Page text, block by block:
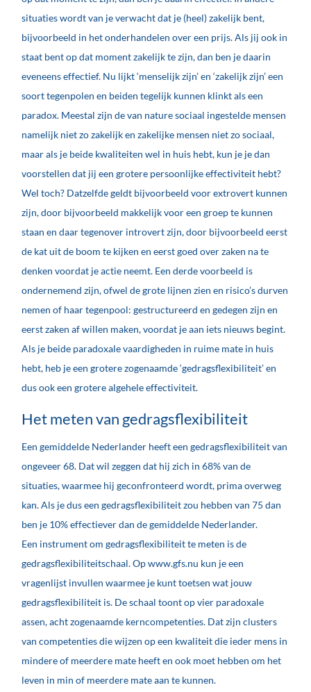
situaties wordt van je verwacht dat je (heel) zakelijk bent,
bijvoorbeeld in het onderhandelen over een prijs. Als jij ook in
staat bent op dat moment zakelijk te zijn, dan ben je daarin
eveneens effectief. Nu lijkt ‘menselijk zijn’ en ‘zakelijk zijn’ een
soort tegenpolen en beiden tegelijk kunnen klinkt als een
paradox. Meestal zijn de van nature sociaal ingestelde mensen
namelijk niet zo zakelijk en zakelijke mensen niet zo sociaal,
maar als je beide kwaliteiten wel in huis hebt, kun je je dan
voorstellen dat jij een grotere persoonlijke effectiviteit hebt?
Wel toch? Datzelfde geldt bijvoorbeeld voor extrovert kunnen
zijn, door bijvoorbeeld makkelijk voor een groep te kunnen
staan en daar tegenover introvert zijn, door bijvoorbeeld eerst
de kat uit de boom te kijken en eerst goed over zaken na te
denken voordat je actie neemt. Een derde voorbeeld is
ondernemend zijn, ofwel de grote lijnen zien en risico’s durven
nemen of haar tegenpool: gestructureerd en gedegen zijn en
eerst zaken af willen maken, voordat je aan iets nieuws begint.
Als je beide paradoxale vaardigheden in ruime mate in huis
hebt, heb je een grotere zogenaamde ‘gedragsflexibiliteit’ en
dus ook een grotere algehele effectiviteit.
Het meten van gedragsflexibiliteit
Een gemiddelde Nederlander heeft een gedragsflexibiliteit van
ongeveer 68. Dat wil zeggen dat hij zich in 68% van de
situaties, waarmee hij geconfronteerd wordt, prima overweg
kan. Als je dus een gedragsflexibiliteit zou hebben van 75 dan
ben je 10% effectiever dan de gemiddelde Nederlander.
Een instrument om gedragsflexibiliteit te meten is de
gedragsflexibiliteitschaal. Op www.gfs.nu kun je een
vragenlijst invullen waarmee je kunt toetsen wat jouw
gedragsflexibiliteit is. De schaal toont op vier paradoxale
assen, acht zogenaamde kerncompetenties. Dat zijn clusters
van competenties die wijzen op een kwaliteit die ieder mens in
mindere of meerdere mate heeft en ook moet hebben om het
leven in min of meerdere mate aan te kunnen.